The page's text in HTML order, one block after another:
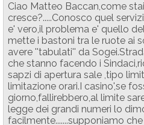
Ciao Matteo Baccan,come
cresce?.....Conosco quel
e' vero,il problema e' quello
mette i bastoni tra le ruote ai
avere ''tabulati'' da
che stanno facendo i
sapzi di apertura sale ,tipo
limitazione orari.I casino',se
giorno,fallirebbero,al limite
legge dei grandi numeri lo
facilmente.......supponiamo